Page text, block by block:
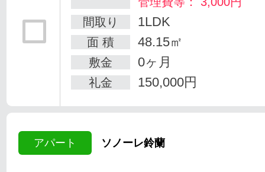
間取り
1LDK
面 積 48.15㎡
敷金 0ヶ月
礼金 150,000円
アパート ソノーレ鈴蘭